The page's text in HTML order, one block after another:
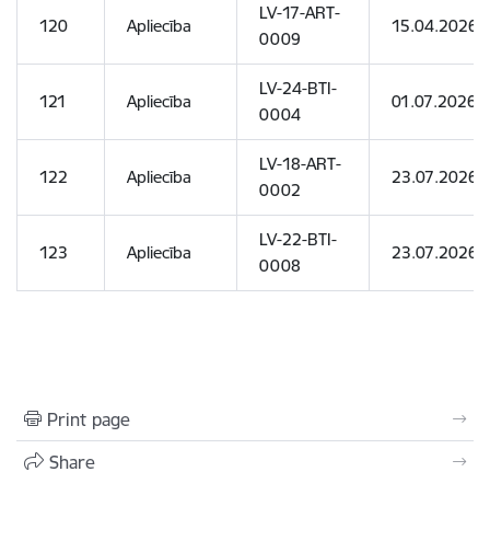
120 Apliecība
LV-17-ART-
0009
15.04.2026
121 Apliecība
LV-24-BTI-
0004
01.07.2026
122 Apliecība
LV-18-ART-
0002
23.07.2026
123 Apliecība
LV-22-BTI-
0008
23.07.2026
Print page
Share